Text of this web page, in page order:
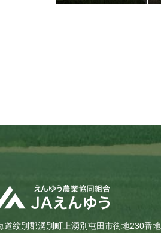
紋別郡湧別町上湧別屯田市街地230番地